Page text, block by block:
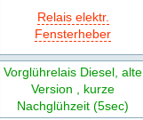
Relais elektr.
Fensterheber
Vorglührelais Diesel, alte
Version , kurze
Nachglühzeit (5sec)